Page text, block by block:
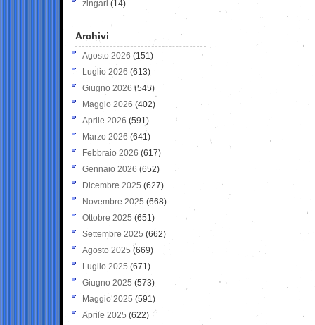
zingari (14)
Archivi
Agosto 2026 (151)
Luglio 2026 (613)
Giugno 2026 (545)
Maggio 2026 (402)
Aprile 2026 (591)
Marzo 2026 (641)
Febbraio 2026 (617)
Gennaio 2026 (652)
Dicembre 2025 (627)
Novembre 2025 (668)
Ottobre 2025 (651)
Settembre 2025 (662)
Agosto 2025 (669)
Luglio 2025 (671)
Giugno 2025 (573)
Maggio 2025 (591)
Aprile 2025 (622)